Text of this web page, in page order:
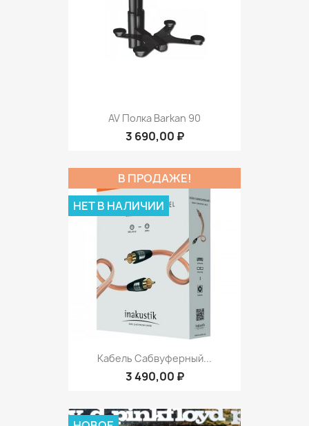
AV Полка Barkan 90
3 690,00 ₽
Кабель Сабвуферный...
3 490,00 ₽
В ПРОДАЖЕ!
НЕТ В НАЛИЧИИ